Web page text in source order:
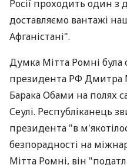
Росії проходить один з
доставляємо вантажі
Афганістані".
Думка Мітта Ромні була
президента РФ Дмитра
Барака Обами на полях
Сеулі. Республіканець
президента "в
безпорадності на
Мітта Ромні, він